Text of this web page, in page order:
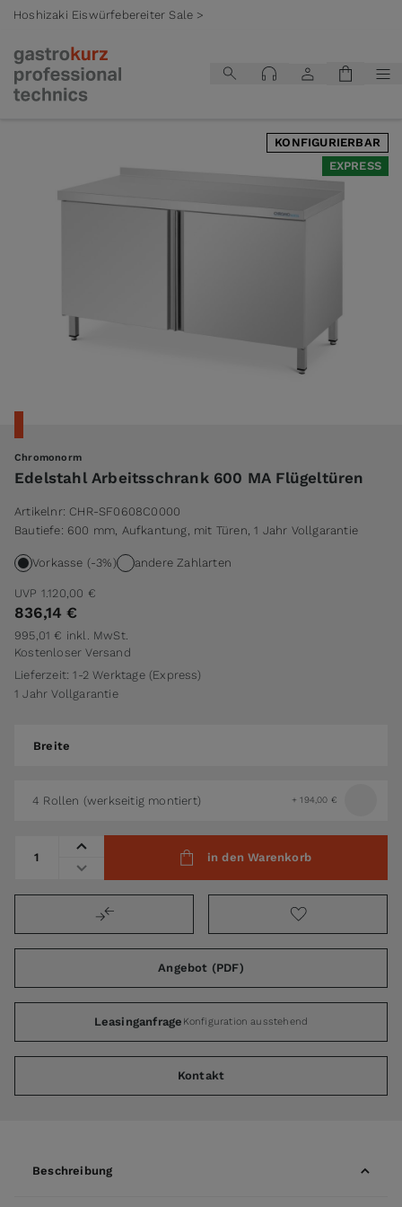
Hoshizaki Eiswürfebereiter Sale >
KONFIGURIERBAR
EXPRESS
Chromonorm
Edelstahl Arbeitsschrank 600 MA Flügeltüren
Artikelnr: CHR-SF0608C0000
Bautiefe: 600 mm, Aufkantung, mit Türen, 1 Jahr Vollgarantie
Vorkasse (-3%) andere Zahlarten
UVP 1.120,00 €
836,14 €
995,01 € inkl. MwSt.
Kostenloser Versand
Lieferzeit: 1-2 Werktage (Express)
1 Jahr Vollgarantie
Breite
4 Rollen (werkseitig montiert) + 194,00 €
in den Warenkorb
Angebot (PDF)
Leasinganfrage Konfiguration ausstehend
Kontakt
Beschreibung